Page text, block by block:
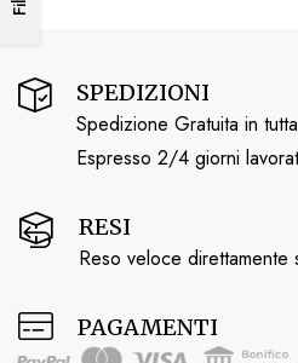
SPEDIZIONI
Spedizione Gratuita in
Espresso 2/4 giorni
RESI
Reso veloce direttamente
PAGAMENTI